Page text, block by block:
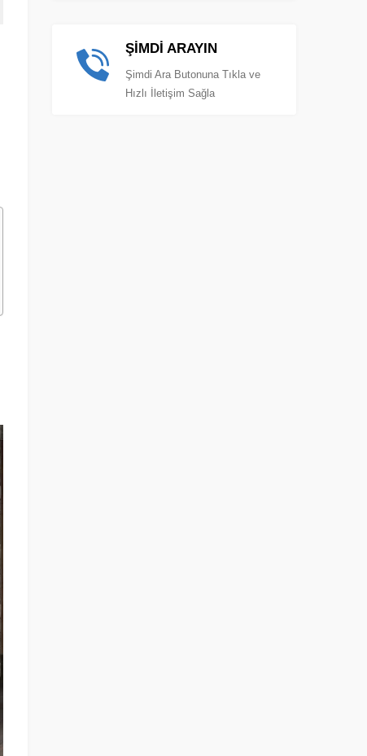
ŞİMDİ ARAYIN
Şimdi Ara Butonuna Tıkla ve
Hızlı İletişim Sağla